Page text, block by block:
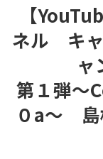
【
ネル キ
ャ
第１弾〜
０a〜 島